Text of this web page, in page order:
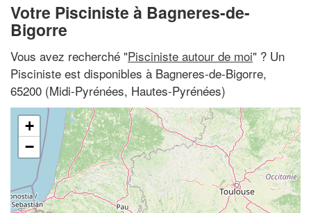
Votre Pisciniste à Bagneres-de-
Bigorre
Vous avez recherché "Pisciniste autour de moi" ? Un
Pisciniste est disponibles à Bagneres-de-Bigorre,
65200 (Midi-Pyrénées, Hautes-Pyrénées)
+
−